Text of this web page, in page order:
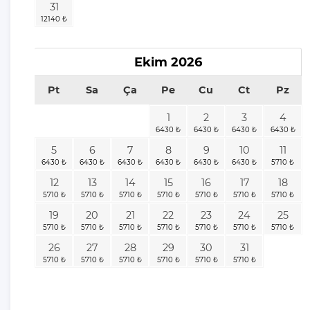
Kaş'ta Neler Var?
Gezegeni Öneriyor
Balayı Villası Önerileri | Villa
Gezegeni Öneriyor
Kiralama Servisi
Farklı Tatil Bölgelerinde Villa
Kiralama
İstediğiniz Havuzlu Villayı
Seçebilirsiniz
Kiralık Villa Tercihinde Yeni
Seçenekler
31
Ekim 2026
Pt Sa Ça Pe Cu Ct Pz
1 2 3 4
5 6 7 8 9 10 11
12 13 14 15 16 17 18
19 20 21 22 23 24 25
26 27 28 29 30 31